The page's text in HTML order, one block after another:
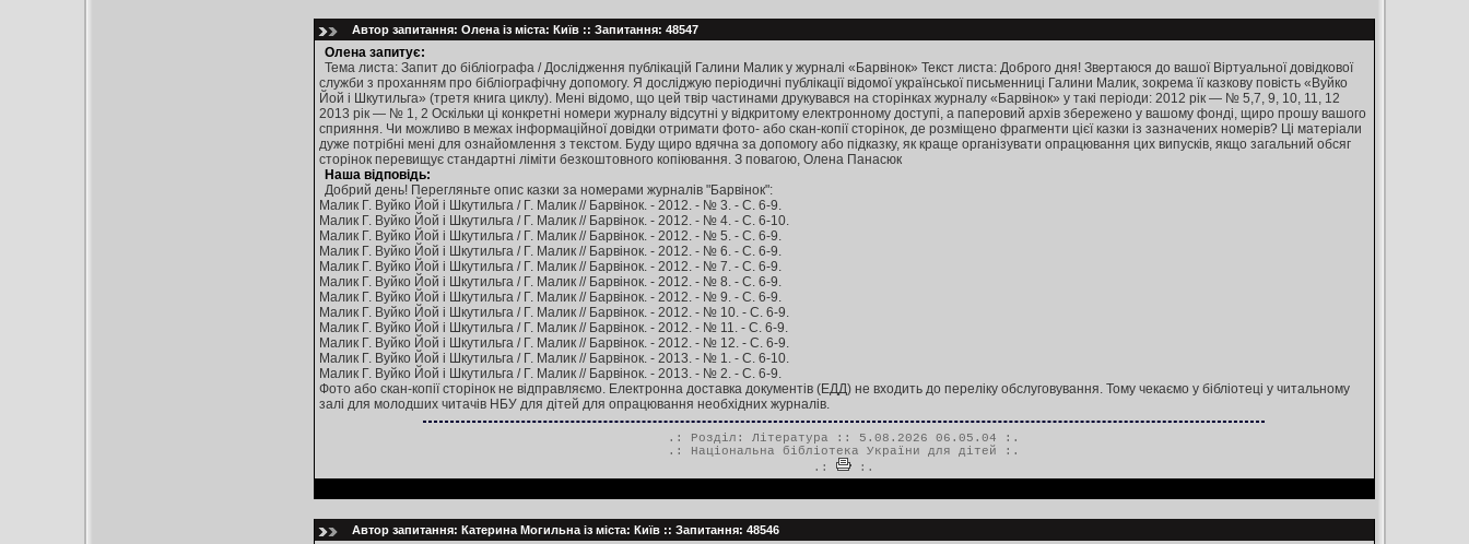
Автор запитання: Олена із міста: Київ :: Запитання: 48547
Олена запитує:
Тема листа: Запит до бібліографа / Дослідження публікацій Галини Малик у журналі «Барвінок» Текст листа: Доброго дня! Звертаюся до вашої Віртуальної довідкової
служби з проханням про бібліографічну допомогу. Я досліджую періодичні публікації відомої української письменниці Галини Малик, зокрема її казкову повість «Вуйко
Йой і Шкутильга» (третя книга циклу). Мені відомо, що цей твір частинами друкувався на сторінках журналу «Барвінок» у такі періоди: 2012 рік — № 5,7, 9, 10, 11, 12
2013 рік — № 1, 2 Оскільки ці конкретні номери журналу відсутні у відкритому електронному доступі, а паперовий архів збережено у вашому фонді, щиро прошу вашого
сприяння. Чи можливо в межах інформаційної довідки отримати фото- або скан-копії сторінок, де розміщено фрагменти цієї казки із зазначених номерів? Ці матеріали
дуже потрібні мені для ознайомлення з текстом. Буду щиро вдячна за допомогу або підказку, як краще організувати опрацювання цих випусків, якщо загальний обсяг
сторінок перевищує стандартні ліміти безкоштовного копіювання. З повагою, Олена Панасюк
Наша відповідь:
Добрий день! Перегляньте опис казки за номерами журналів "Барвінок":
Малик Г. Вуйко Йой і Шкутильга / Г. Малик // Барвінок. - 2012. - № 3. - С. 6-9.
Малик Г. Вуйко Йой і Шкутильга / Г. Малик // Барвінок. - 2012. - № 4. - С. 6-10.
Малик Г. Вуйко Йой і Шкутильга / Г. Малик // Барвінок. - 2012. - № 5. - С. 6-9.
Малик Г. Вуйко Йой і Шкутильга / Г. Малик // Барвінок. - 2012. - № 6. - С. 6-9.
Малик Г. Вуйко Йой і Шкутильга / Г. Малик // Барвінок. - 2012. - № 7. - С. 6-9.
Малик Г. Вуйко Йой і Шкутильга / Г. Малик // Барвінок. - 2012. - № 8. - С. 6-9.
Малик Г. Вуйко Йой і Шкутильга / Г. Малик // Барвінок. - 2012. - № 9. - С. 6-9.
Малик Г. Вуйко Йой і Шкутильга / Г. Малик // Барвінок. - 2012. - № 10. - С. 6-9.
Малик Г. Вуйко Йой і Шкутильга / Г. Малик // Барвінок. - 2012. - № 11. - С. 6-9.
Малик Г. Вуйко Йой і Шкутильга / Г. Малик // Барвінок. - 2012. - № 12. - С. 6-9.
Малик Г. Вуйко Йой і Шкутильга / Г. Малик // Барвінок. - 2013. - № 1. - С. 6-10.
Малик Г. Вуйко Йой і Шкутильга / Г. Малик // Барвінок. - 2013. - № 2. - С. 6-9.
Фото або скан-копії сторінок не відправляємо. Електронна доставка документів (ЕДД) не входить до переліку обслуговування. Тому чекаємо у бібліотеці у читальному
залі для молодших читачів НБУ для дітей для опрацювання необхідних журналів.
.: Розділ: Література :: 5.08.2026 06.05.04 :.
.: Національна бібліотека України для дітей :.
.:
:.
Автор запитання: Катерина Могильна із міста: Київ :: Запитання: 48546